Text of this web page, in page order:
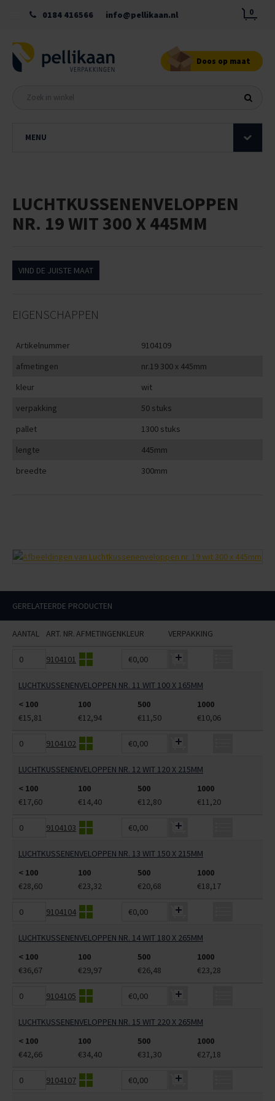
0184 416566 info@pellikaan.nl 0
Doos op maat
MENU
LUCHTKUSSENENVELOPPEN
NR. 19 WIT 300 X 445MM
VIND DE JUISTE MAAT
EIGENSCHAPPEN
Artikelnummer
9104109
afmetingen
nr.19 300 x 445mm
kleur
wit
verpakking
50 stuks
pallet
1300 stuks
lengte
445mm
breedte
300mm
GERELATEERDE PRODUCTEN
AANTAL ART. NR.AFMETINGENKLEUR VERPAKKING
9104101 €0,00
LUCHTKUSSENENVELOPPEN NR. 11 WIT 100 X 165MM
< 100
100 500
1000
€15,81
€12,94 €11,50 €10,06
9104102 €0,00
LUCHTKUSSENENVELOPPEN NR. 12 WIT 120 X 215MM
< 100
100 500
1000
€17,60
€14,40 €12,80 €11,20
9104103 €0,00
LUCHTKUSSENENVELOPPEN NR. 13 WIT 150 X 215MM
< 100
100 500
1000
€28,60
€23,32 €20,68 €18,17
9104104 €0,00
LUCHTKUSSENENVELOPPEN NR. 14 WIT 180 X 265MM
< 100
100 500
1000
€36,67
€29,97 €26,48 €23,28
9104105 €0,00
LUCHTKUSSENENVELOPPEN NR. 15 WIT 220 X 265MM
< 100
100 500
1000
€42,66
€34,40 €31,30 €27,18
9104107 €0,00